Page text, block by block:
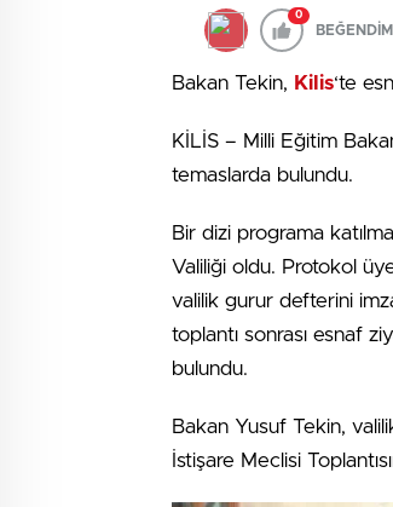
0
BEĞENDİM
Bakan Tekin, Kilis‘te
KİLİS – Milli Eğitim
temaslarda bulundu.
Bir dizi programa
Valiliği oldu. Protokol
valilik gurur defterini
toplantı sonrası esnaf
bulundu.
Bakan Yusuf Tekin,
İstişare Meclisi